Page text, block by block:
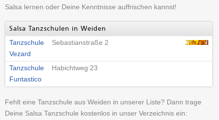
Salsa lernen oder Deine Kenntnisse auffrischen kannst!
Salsa Tanzschulen in Weiden
Tanzschule
Vezard
Sebastianstraße 2
Tanzschule
Funtastico
Habichtweg 23
Fehlt eine Tanzschule aus Weiden in unserer Liste? Dann trage
Deine Salsa Tanzschule kostenlos in unser Verzeichnis ein: